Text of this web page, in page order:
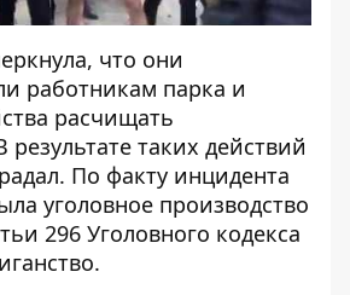
что они
работникам парка и
расчищать
таких действий
По факту инцидента
уголовное производство
296 Уголовного кодекса